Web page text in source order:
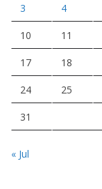
3 4
10 11
17 18
24 25
31
« Jul